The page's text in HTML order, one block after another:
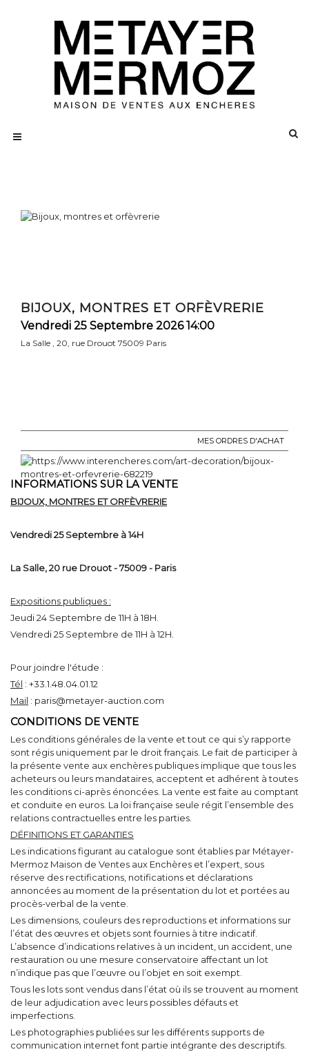
BIJOUX, MONTRES ET ORFÈVRERIE
Vendredi 25 Septembre 2026 14:00
La Salle , 20, rue Drouot 75009 Paris
MES ORDRES D'ACHAT
INFORMATIONS SUR LA VENTE
BIJOUX, MONTRES ET ORFÈVRERIE
Vendredi 25 Septembre à 14H
La Salle, 20 rue Drouot - 75009 - Paris
Expositions publiques :
Jeudi 24 Septembre de 11H à 18H.
Vendredi 25 Septembre de 11H à 12H.
Pour joindre l'étude :
Tél : +33.1.48.04.01.12
Mail : paris@metayer-auction.com
CONDITIONS DE VENTE
Les conditions générales de la vente et tout ce qui s’y rapporte
sont régis uniquement par le droit français. Le fait de participer à
la présente vente aux enchères publiques implique que tous les
acheteurs ou leurs mandataires, acceptent et adhérent à toutes
les conditions ci-après énoncées. La vente est faite au comptant
et conduite en euros. La loi française seule régit l’ensemble des
relations contractuelles entre les parties.
DÉFINITIONS ET GARANTIES
Les indications figurant au catalogue sont établies par Métayer-
Mermoz Maison de Ventes aux Enchères et l’expert, sous
réserve des rectifications, notifications et déclarations
annoncées au moment de la présentation du lot et portées au
procès-verbal de la vente.
Les dimensions, couleurs des reproductions et informations sur
l’état des œuvres et objets sont fournies à titre indicatif.
L’absence d’indications relatives à un incident, un accident, une
restauration ou une mesure conservatoire affectant un lot
n’indique pas que l’œuvre ou l’objet en soit exempt.
Tous les lots sont vendus dans l’état où ils se trouvent au moment
de leur adjudication avec leurs possibles défauts et
imperfections.
Les photographies publiées sur les différents supports de
communication internet font partie intégrante des descriptifs.